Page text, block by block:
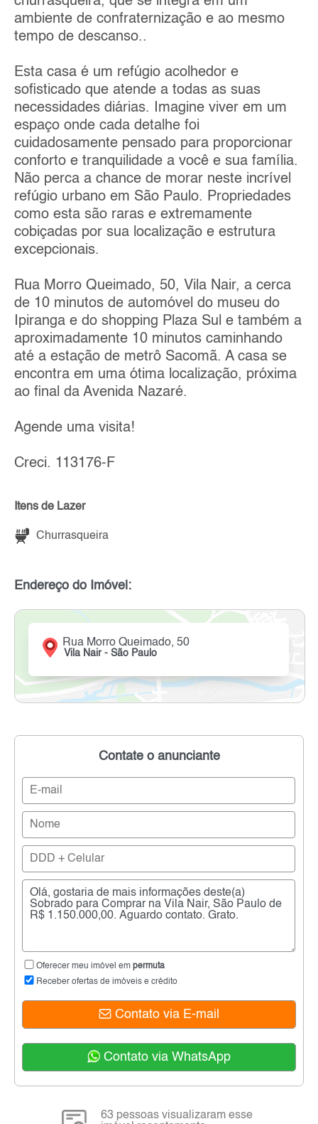
ambiente de confraternização e ao mesmo
tempo de descanso..
Esta casa é um refúgio acolhedor e
sofisticado que atende a todas as suas
necessidades diárias. Imagine viver em um
espaço onde cada detalhe foi
cuidadosamente pensado para proporcionar
conforto e tranquilidade a você e sua família.
Não perca a chance de morar neste incrível
refúgio urbano em São Paulo. Propriedades
como esta são raras e extremamente
cobiçadas por sua localização e estrutura
excepcionais.
Rua Morro Queimado, 50, Vila Nair, a cerca
de 10 minutos de automóvel do museu do
Ipiranga e do shopping Plaza Sul e também a
aproximadamente 10 minutos caminhando
até a estação de metrô Sacomã. A casa se
encontra em uma ótima localização, próxima
ao final da Avenida Nazaré.
Agende uma visita!
Creci. 113176-F
Itens de Lazer
Churrasqueira
Endereço do Imóvel:
Rua Morro Queimado, 50
Vila Nair - São Paulo
Contate o anunciante
Oferecer meu imóvel em permuta
Receber ofertas de imóveis e crédito
Contato via E-mail
Contato via WhatsApp
63 pessoas visualizaram esse